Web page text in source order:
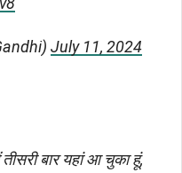
July 11, 2024
बार यहां आ चुका हूं,